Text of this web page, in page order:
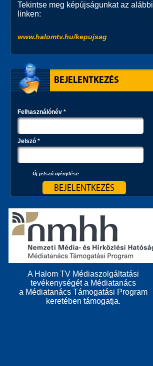
Tekintse meg képújságunkat az alábbi
linken:
www.halomtv.hu/kepujsag
BEJELENTKEZÉS
Felhasználónév *
Jelszó *
Új jelszó igénylése
A Halom TV Médiaszolgáltatási
tevékenységét a Médiatanács
a Médiatanács Támogatási Program
keretében támogatja.